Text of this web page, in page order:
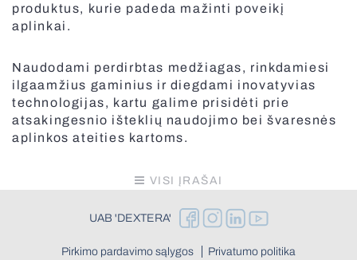
produktus, kurie padeda mažinti poveikį
aplinkai.
Naudodami perdirbtas medžiagas, rinkdamiesi
ilgaamžius gaminius ir diegdami inovatyvias
technologijas, kartu galime prisidėti prie
atsakingesnio išteklių naudojimo bei švaresnės
aplinkos ateities kartoms.
VISI ĮRAŠAI
UAB 'DEXTERA'
Pirkimo pardavimo sąlygos Privatumo politika